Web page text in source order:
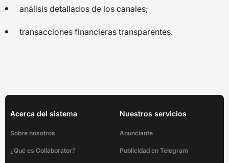
análisis detallados de los canales;
transacciones financieras transparentes.
Acerca del sistema
Sobre nosotros
¿Qué es Collaborator?
Nuestros servicios
Anunciante
Publicidad en Telegram